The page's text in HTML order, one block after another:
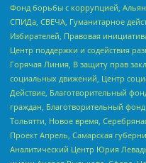
Фонд борьбы с коррупцией,
СПИДа, СВЕЧА, Гуманитарное
Избирателей, Правовая
Центр поддержки и содействия
Горячая Линия, В защиту прав
социальных движений, Центр
Действие, Благотворительный
граждан, Благотворительный
Тольятти, Новое время,
Проект Апрель, Самарская
Аналитический Центр Юрия